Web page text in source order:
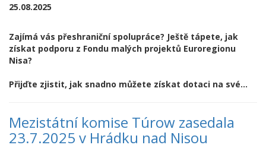
25.08.2025
Zajímá vás přeshraniční spolupráce? Ještě tápete, jak
získat podporu z Fondu malých projektů Euroregionu
Nisa?
Přijďte zjistit, jak snadno můžete získat dotaci na své...
Mezistátní komise Túrow zasedala
23.7.2025 v Hrádku nad Nisou